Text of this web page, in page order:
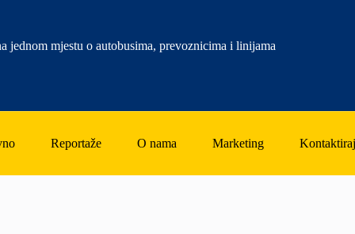
jednom mjestu o autobusima, prevoznicima i linijama
Reportaže O nama Marketing